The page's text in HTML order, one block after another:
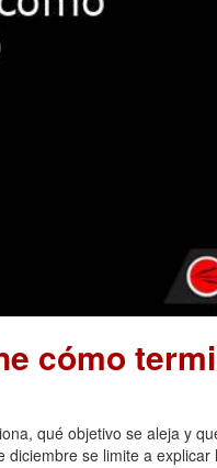
cómo
qué objetivo se aleja y
se limite a explicar